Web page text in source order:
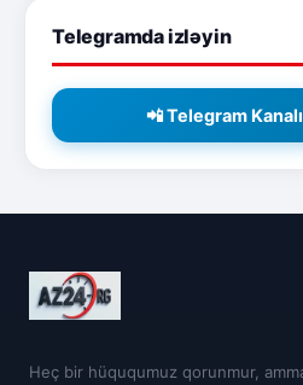
Telegramda izləyin
📲 Telegram
Heç bir hüququmuz qorunmur,